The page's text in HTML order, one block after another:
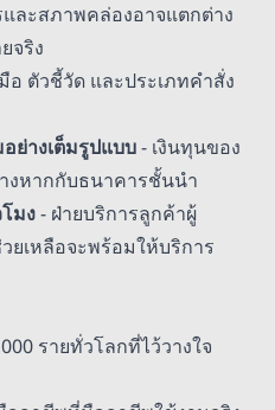
ละสภาพคล่องอาจแตกต่าง
จริง
อ ตัวชี้วัด และประเภทคำสั่ง
ย่างเต็มรูปแบบ- เงินทุนของ
งหากกับธนาคารชั้นนำ
มง- ฝ่ายบริการลูกค้าผู้
ยเหลือจะพร้อมให้บริการ
รายทั่วโลกที่ไว้วางใจ